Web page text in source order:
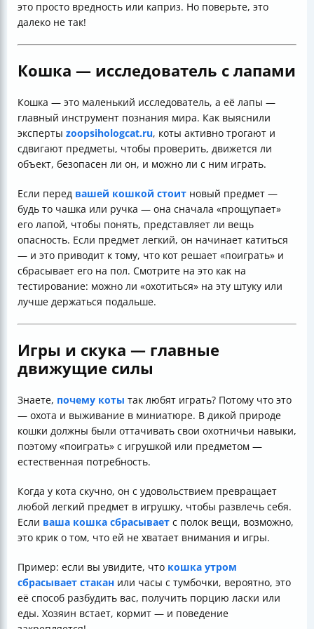
это просто вредность или каприз. Но поверьте, это
далеко не так!
Кошка — исследователь с лапами
Кошка — это маленький исследователь, а её лапы —
главный инструмент познания мира. Как выяснили
эксперты zoopsihologcat.ru, коты активно трогают и
сдвигают предметы, чтобы проверить, движется ли
объект, безопасен ли он, и можно ли с ним играть.
Если перед вашей кошкой стоит новый предмет —
будь то чашка или ручка — она сначала «прощупает»
его лапой, чтобы понять, представляет ли вещь
опасность. Если предмет легкий, он начинает катиться
— и это приводит к тому, что кот решает «поиграть» и
сбрасывает его на пол. Смотрите на это как на
тестирование: можно ли «охотиться» на эту штуку или
лучше держаться подальше.
Игры и скука — главные
движущие силы
Знаете, почему коты так любят играть? Потому что это
— охота и выживание в миниатюре. В дикой природе
кошки должны были оттачивать свои охотничьи навыки,
поэтому «поиграть» с игрушкой или предметом —
естественная потребность.
Когда у кота скучно, он с удовольствием превращает
любой легкий предмет в игрушку, чтобы развлечь себя.
Если ваша кошка сбрасывает с полок вещи, возможно,
это крик о том, что ей не хватает внимания и игры.
Пример: если вы увидите, что кошка утром
сбрасывает стакан или часы с тумбочки, вероятно, это
её способ разбудить вас, получить порцию ласки или
еды. Хозяин встает, кормит — и поведение